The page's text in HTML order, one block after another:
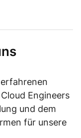
Engineers
und dem
für unsere